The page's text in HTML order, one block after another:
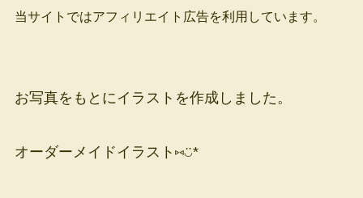
当サイトではアフィリエイト広告を利用しています。
お写真をもとにイラストを作成しました。
オーダーメイドイラスト⑅◡̈*